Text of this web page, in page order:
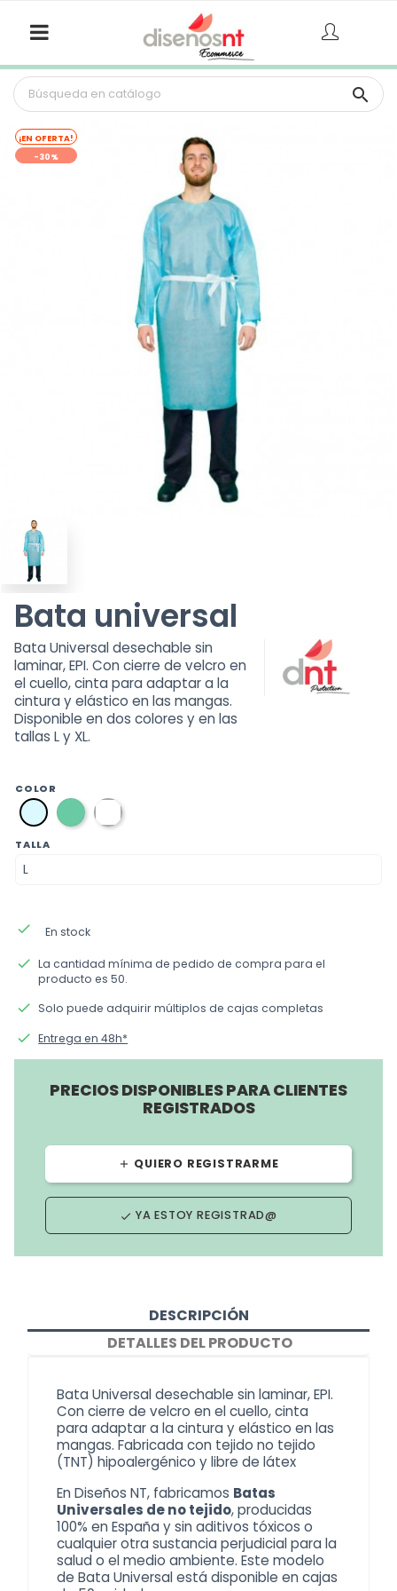

¡EN OFERTA!
-30%
Bata universal
Bata Universal desechable sin
laminar, EPI. Con cierre de velcro en
el cuello, cinta para adaptar a la
cintura y elástico en las mangas.
Disponible en dos colores y en las
tallas L y XL.
COLOR
azul verde blanca
TALLA
done En stock
done La cantidad mínima de pedido de compra para el
producto es 50.
done Solo puede adquirir múltiplos de cajas completas
done Entrega en 48h*
PRECIOS DISPONIBLES PARA CLIENTES
REGISTRADOS
add QUIERO REGISTRARME
done YA ESTOY REGISTRAD@
DESCRIPCIÓN
DETALLES DEL PRODUCTO
Bata Universal desechable sin laminar, EPI.
Con cierre de velcro en el cuello, cinta
para adaptar a la cintura y elástico en las
mangas. Fabricada con tejido no tejido
(TNT) hipoalergénico y libre de látex
En Diseños NT, fabricamos Batas
Universales de no tejido, producidas
100% en España y sin aditivos tóxicos o
cualquier otra sustancia perjudicial para la
salud o el medio ambiente. Este modelo
de Bata Universal está disponible en cajas